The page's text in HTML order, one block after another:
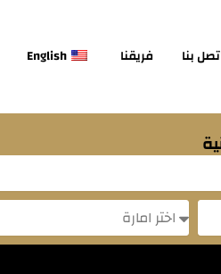
بنا فريقنا English
Message